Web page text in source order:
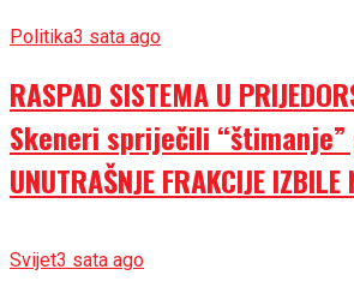
Politika3 sata ago
RASPAD SISTEMA U
Skeneri spriječili “štimanje”
UNUTRAŠNJE FRAKCIJE
Svijet3 sata ago